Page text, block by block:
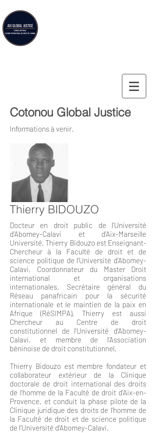
Cotonou Global Justice
Informations à venir.
Thierry BIDOUZO
Docteur en droit public de l’Université
d’Abomey-Calavi et d’Aix-Marseille
Université, Thierry Bidouzo est Enseignant-
Chercheur à la Faculté de droit et de
science politique de l’Université d’Abomey-
Calavi, Coordonnateur du Master Droit
international et organisations
internationales. Secrétaire général du
Réseau panafricain pour la sécurité
internationale et le maintien de la paix en
Afrique (RéSIMPA), Thierry est aussi
Chercheur au Centre de droit
constitutionnel de l’Université d’Abomey-
Calavi, et membre de l’Association
béninoise de droit constitutionnel.
Thierry Bidouzo est membre fondateur et
collaborateur extérieur de la Clinique
doctorale de droit international des droits
de l’homme de la Faculté de droit d’Aix-en-
Provence, et conduit la phase pilote de la
Clinique juridique des droits de l’homme de
la Faculté de droit et de science politique
de l’Université d’Abomey-Calavi.